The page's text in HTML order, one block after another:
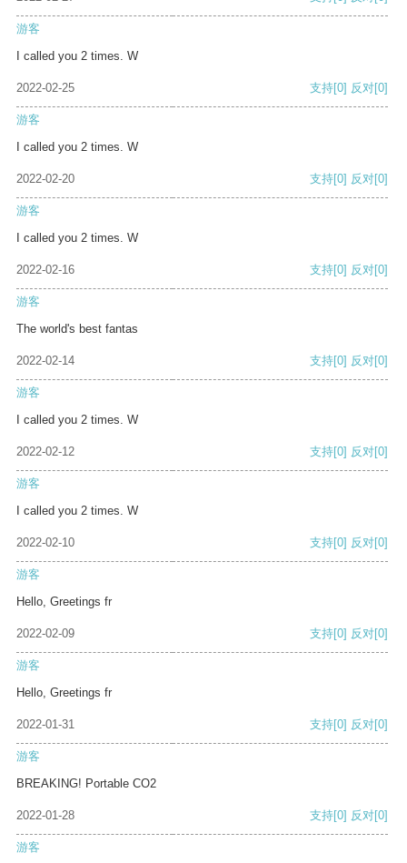
游客
I called you 2 times. W
2022-02-25 支持[0] 反对[0]
游客
I called you 2 times. W
2022-02-20 支持[0] 反对[0]
游客
I called you 2 times. W
2022-02-16 支持[0] 反对[0]
游客
The world's best fantas
2022-02-14 支持[0] 反对[0]
游客
I called you 2 times. W
2022-02-12 支持[0] 反对[0]
游客
I called you 2 times. W
2022-02-10 支持[0] 反对[0]
游客
Hello, Greetings fr
2022-02-09 支持[0] 反对[0]
游客
Hello, Greetings fr
2022-01-31 支持[0] 反对[0]
游客
BREAKING! Portable CO2
2022-01-28 支持[0] 反对[0]
游客